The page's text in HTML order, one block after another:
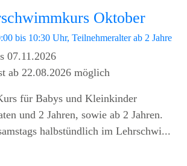
Oktober
bis 10:30 Uhr, Teilnehmeralter ab 2 Jahre
07.11.2026
ab 22.08.2026 möglich
für Babys und Kleinkinder
und 2 Jahren, sowie ab 2 Jahren.
halbstündlich im Lehrschwi...